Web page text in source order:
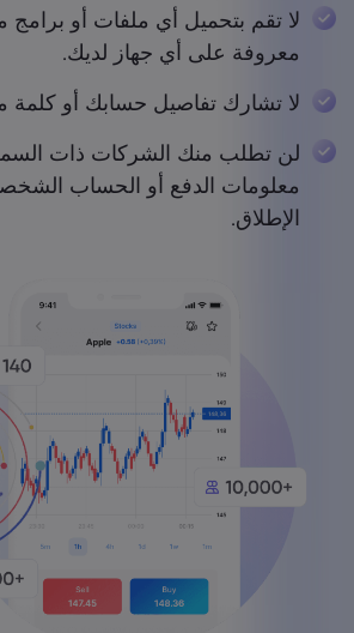
لا تقم بتحميل أي ملفات أو برامج
معروفة على أي جهاز لديك.
لا تشارك تفاصيل حسابك أو
لن تطلب منك الشركات ذات
معلومات الدفع أو الحساب
الإطلاق.